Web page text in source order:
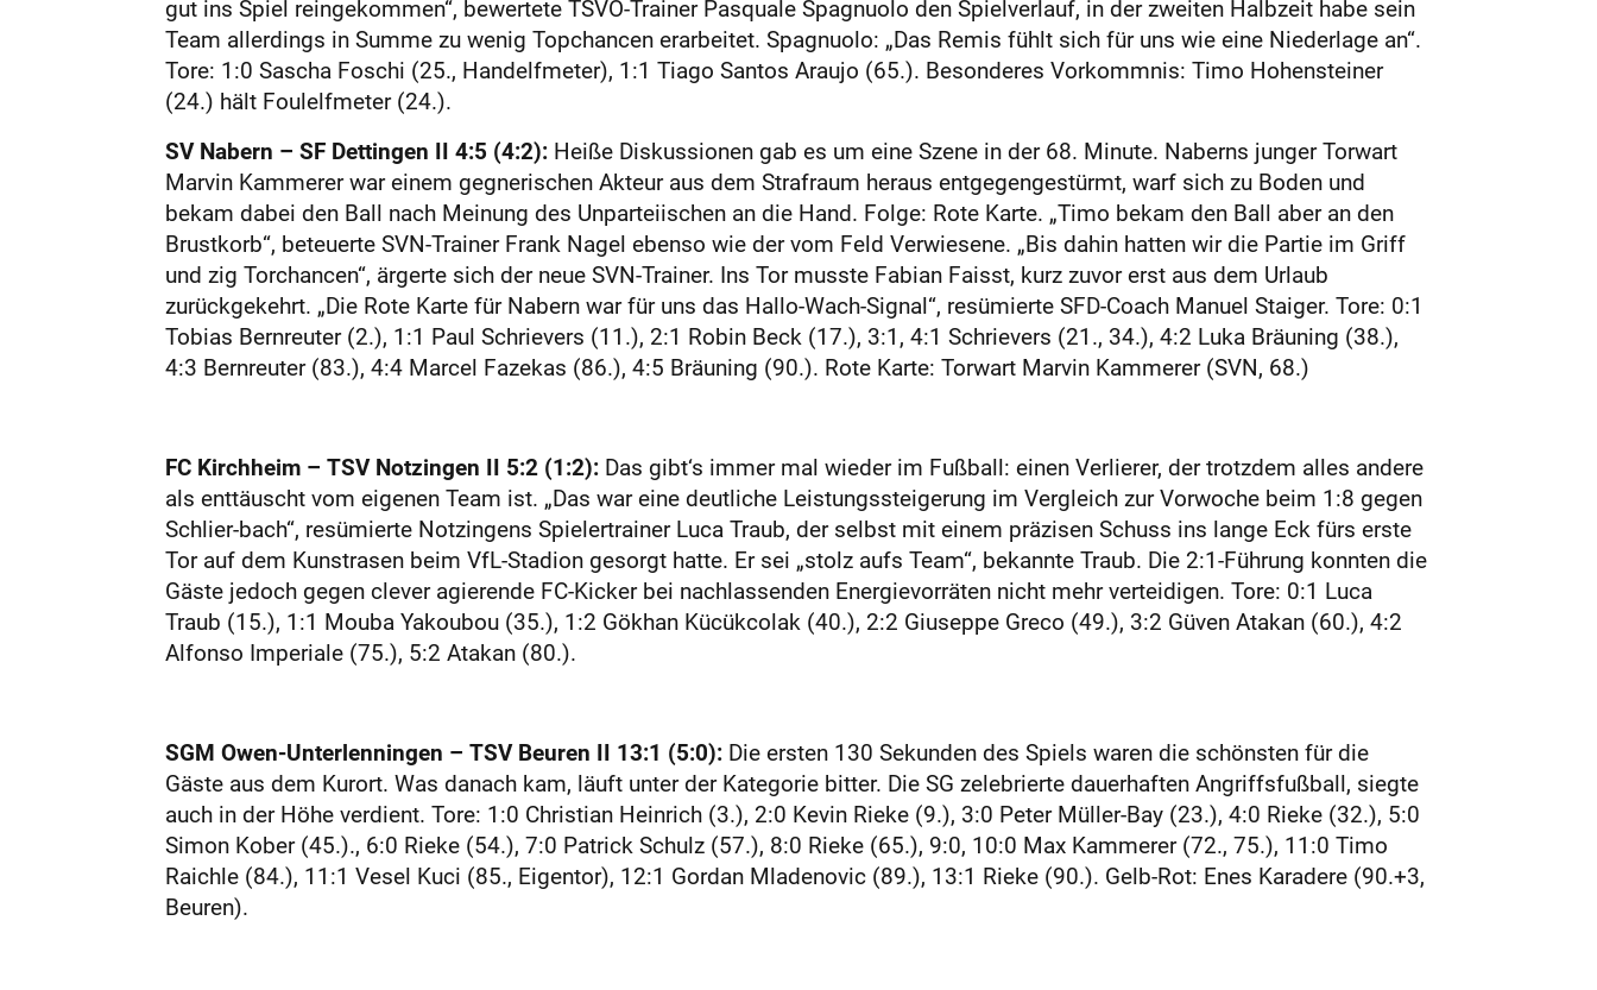
gut ins Spiel reingekommen“, bewertete TSVÖ-Trainer Pasquale Spagnuolo den Spielverlauf, in der zweiten Halbzeit habe sein
Team allerdings in Summe zu wenig Topchancen erarbeitet. Spagnuolo: „Das Remis fühlt sich für uns wie eine Niederlage an“.
Tore: 1:0 Sascha Foschi (25., Handelfmeter), 1:1 Tiago Santos Araujo (65.). Besonderes Vorkommnis: Timo Hohensteiner
(24.) hält Foulelfmeter (24.).
SV Nabern – SF Dettingen II 4:5 (4:2):Heiße Diskussionen gab es um eine Szene in der 68. Minute. Naberns junger Torwart
Marvin Kammerer war einem gegnerischen Akteur aus dem Strafraum heraus entgegengestürmt, warf sich zu Boden und
bekam dabei den Ball nach Meinung des Unparteiischen an die Hand. Folge: Rote Karte. „Timo bekam den Ball aber an den
Brustkorb“, beteuerte SVN-Trainer Frank Nagel ebenso wie der vom Feld Verwiesene. „Bis dahin hatten wir die Partie im Griff
und zig Torchancen“, ärgerte sich der neue SVN-Trainer. Ins Tor musste Fabian Faisst, kurz zuvor erst aus dem Urlaub
zurückgekehrt. „Die Rote Karte für Nabern war für uns das Hallo-Wach-Signal“, resümierte SFD-Coach Manuel Staiger. Tore: 0:1
Tobias Bernreuter (2.), 1:1 Paul Schrievers (11.), 2:1 Robin Beck (17.), 3:1, 4:1 Schrievers (21., 34.), 4:2 Luka Bräuning (38.),
4:3 Bernreuter (83.), 4:4 Marcel Fazekas (86.), 4:5 Bräuning (90.). Rote Karte: Torwart Marvin Kammerer (SVN, 68.)
FC Kirchheim – TSV Notzingen II 5:2 (1:2):Das gibt‘s immer mal wieder im Fußball: einen Verlierer, der trotzdem alles andere
als enttäuscht vom eigenen Team ist. „Das war eine deutliche Leistungssteigerung im Vergleich zur Vorwoche beim 1:8 gegen
Schlier-bach“, resümierte Notzingens Spielertrainer Luca Traub, der selbst mit einem präzisen Schuss ins lange Eck fürs erste
Tor auf dem Kunstrasen beim VfL-Stadion gesorgt hatte. Er sei „stolz aufs Team“, bekannte Traub. Die 2:1-Führung konnten die
Gäste jedoch gegen clever agierende FC-Kicker bei nachlassenden Energievorräten nicht mehr verteidigen. Tore: 0:1 Luca
Traub (15.), 1:1 Mouba Yakoubou (35.), 1:2 Gökhan Kücükcolak (40.), 2:2 Giuseppe Greco (49.), 3:2 Güven Atakan (60.), 4:2
Alfonso Imperiale (75.), 5:2 Atakan (80.).
SGM Owen-Unterlenningen – TSV Beuren II 13:1 (5:0):Die ersten 130 Sekunden des Spiels waren die schönsten für die
Gäste aus dem Kurort. Was danach kam, läuft unter der Kategorie bitter. Die SG zelebrierte dauerhaften Angriffsfußball, siegte
auch in der Höhe verdient. Tore: 1:0 Christian Heinrich (3.), 2:0 Kevin Rieke (9.), 3:0 Peter Müller-Bay (23.), 4:0 Rieke (32.), 5:0
Simon Kober (45.)., 6:0 Rieke (54.), 7:0 Patrick Schulz (57.), 8:0 Rieke (65.), 9:0, 10:0 Max Kammerer (72., 75.), 11:0 Timo
Raichle (84.), 11:1 Vesel Kuci (85., Eigentor), 12:1 Gordan Mladenovic (89.), 13:1 Rieke (90.). Gelb-Rot: Enes Karadere (90.+3,
Beuren).